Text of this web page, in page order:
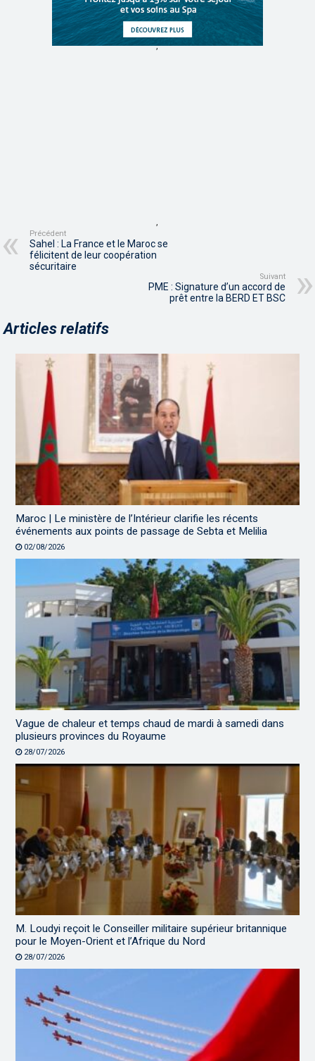
,
,
Précédent
Sahel : La France et le Maroc se
félicitent de leur coopération
sécuritaire
Suivant
PME : Signature d’un accord de
prêt entre la BERD ET BSC
Articles relatifs
Maroc | Le ministère de l’Intérieur clarifie les récents
événements aux points de passage de Sebta et Melilia
02/08/2026
Vague de chaleur et temps chaud de mardi à samedi dans
plusieurs provinces du Royaume
28/07/2026
M. Loudyi reçoit le Conseiller militaire supérieur britannique
pour le Moyen-Orient et l’Afrique du Nord
28/07/2026